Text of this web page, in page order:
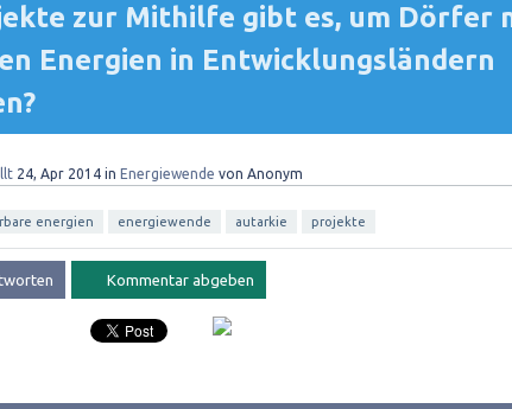
zur Mithilfe gibt es, um Dörfer
Energien in Entwicklungsländern
24, Apr 2014 in Energiewende von Anonym
energien energiewende autarkie projekte